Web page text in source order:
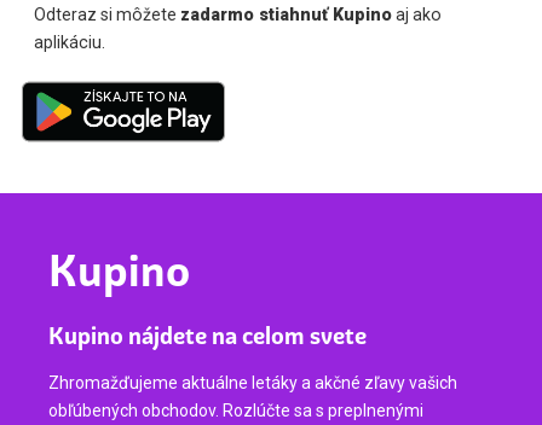
Odteraz si môžete zadarmo stiahnuť Kupinoaj ako
aplikáciu.
Kupino
Kupino nájdete na celom svete
Zhromažďujeme aktuálne letáky a akčné zľavy vašich
obľúbených obchodov. Rozlúčte sa s preplnenými